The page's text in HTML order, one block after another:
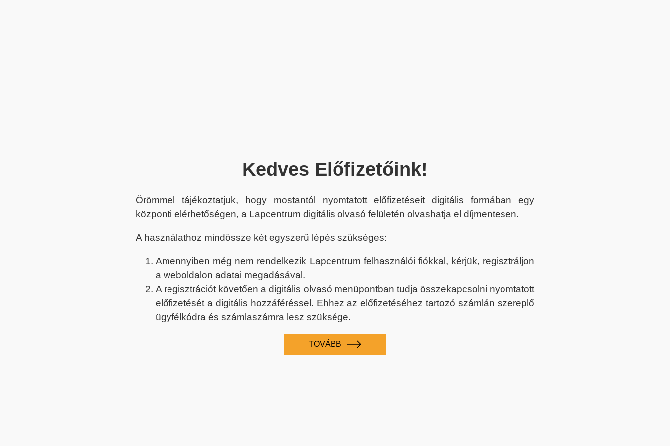
Kedves Előfizetőink!
Örömmel tájékoztatjuk, hogy mostantól nyomtatott előfizetéseit digitális formában egy
központi elérhetőségen, a Lapcentrum digitális olvasó felületén olvashatja el díjmentesen.
A használathoz mindössze két egyszerű lépés szükséges:
Amennyiben még nem rendelkezik Lapcentrum felhasználói fiókkal, kérjük, regisztráljon
a weboldalon adatai megadásával.
A regisztrációt követően a digitális olvasó menüpontban tudja összekapcsolni nyomtatott
előfizetését a digitális hozzáféréssel. Ehhez az előfizetéséhez tartozó számlán szereplő
ügyfélkódra és számlaszámra lesz szüksége.
TOVÁBB